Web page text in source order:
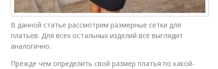
В данной статье рассмотрим размерные сетки для
платьев. Для всех остальных изделий всё выглядит
аналогично.
Прежде чем определить свой размер платья по какой-